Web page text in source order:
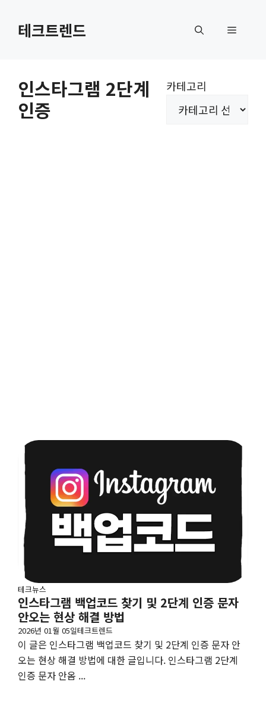
테크트렌드 메
인스타그램 2단계
인증
카테고리
테크뉴스
인스타그램 백업코드 찾기 및 2단계 인증 문자
안오는 현상 해결 방법
2026년 01월 05일테크트렌드
이 글은 인스타그램 백업코드 찾기 및 2단계 인증 문자 안
오는 현상 해결 방법에 대한 글입니다. 인스타그램 2단계
인증 문자 안옴 ...